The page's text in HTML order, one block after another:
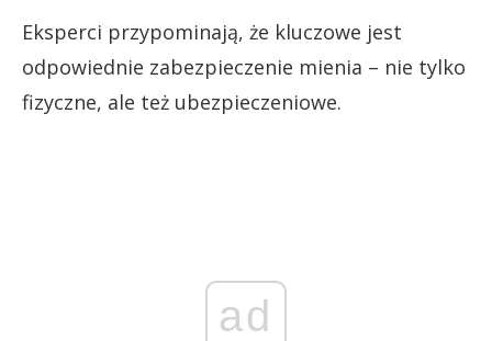
Eksperci przypominają, że kluczowe jest
odpowiednie zabezpieczenie mienia – nie tylko
fizyczne, ale też ubezpieczeniowe.
ad